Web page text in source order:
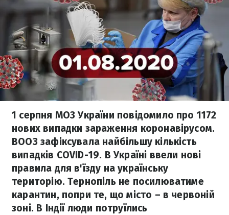
1 серпня МОЗ України повідомило про 1172
нових випадки зараження коронавірусом.
ВООЗ зафіксувала найбільшу кількість
випадків COVID-19. В Україні ввели нові
правила для в'їзду на українську
територію. Тернопіль не посилюватиме
карантин, попри те, що місто – в червоній
зоні. В Індії люди потруїлись